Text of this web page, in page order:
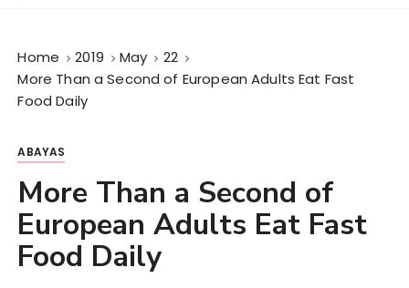
Home 2019 May
22
More Than a Second of European Adults Eat Fast
Food Daily
ABAYAS
More Than a Second of
European Adults Eat Fast
Food Daily